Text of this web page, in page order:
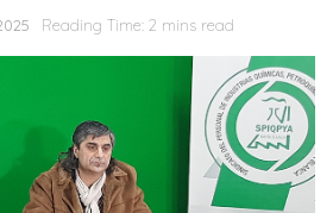
Reading Time: 2 mins read